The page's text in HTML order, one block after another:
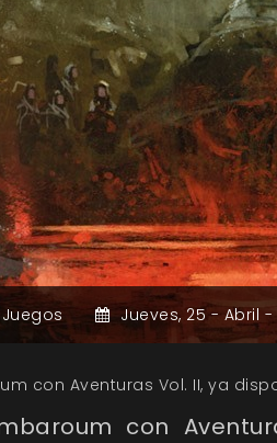
Jueves, 25 - Abril -
con Aventuras Vol. II, ya
con